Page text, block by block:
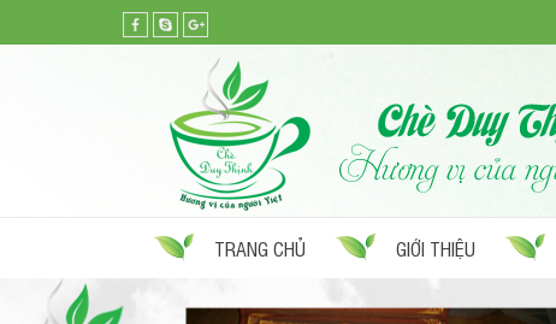
TRANG CHỦ GIỚI THIỆU